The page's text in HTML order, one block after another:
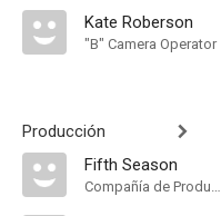
Kate Roberson
"B" Camera Operator
Producción
Fifth Season
Compañía de Produccion